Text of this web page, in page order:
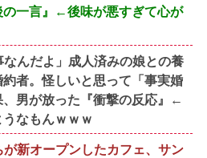
の一言』←後味が悪すぎて心が
なんだよ」成人済みの娘との養
者。怪しいと思って「事実婚
男が放った『衝撃の反応』←
なもんｗｗｗ
が新オープンしたカフェ、サン